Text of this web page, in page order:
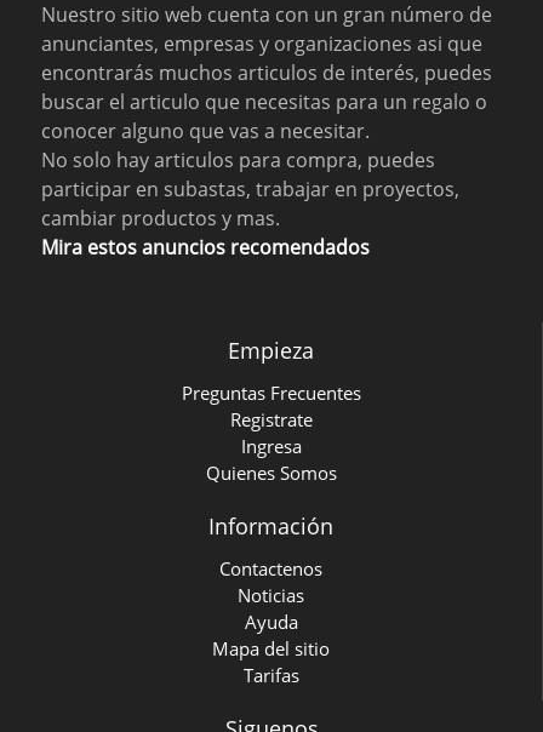
Nuestro sitio web cuenta con un gran número de
anunciantes, empresas y organizaciones asi que
encontrarás muchos articulos de interés, puedes
buscar el articulo que necesitas para un regalo o
conocer alguno que vas a necesitar.
No solo hay articulos para compra, puedes
participar en subastas, trabajar en proyectos,
cambiar productos y mas.
Mira estos anuncios recomendados
Empieza
Preguntas Frecuentes
Registrate
Ingresa
Quienes Somos
Información
Contactenos
Noticias
Ayuda
Mapa del sitio
Tarifas